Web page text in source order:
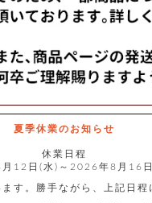
夏季休業のお知らせ
休業日程
月12日(水)～2026年8月16日
す。勝手ながら、上記日